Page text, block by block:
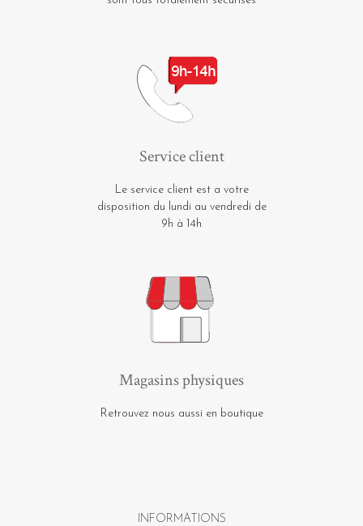
Service client
Le service client est a votre
disposition du lundi au vendredi de
9h à 14h
Magasins physiques
Retrouvez nous aussi en boutique
INFORMATIONS